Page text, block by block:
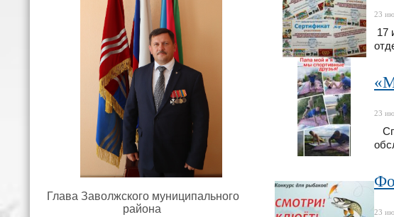
Глава Заволжского муниципального
района
23
17
23
23